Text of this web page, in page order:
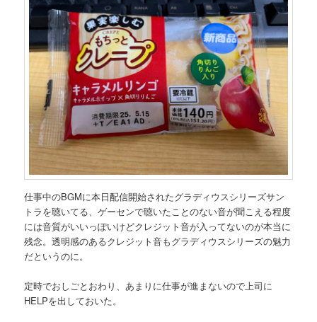
仕事中のBGMに本日配信開始されたグラディウスシリーズサン
トラを聴いてる、ゲーセンで聴いたことのない音が聞こえる程度
には音質がいいっぽいけどクレジット音が入ってないのが本当に
残念。透明感のあるクレジット音もグラディウスシリーズの魅力
だというのに。
定時でおしごとおわり、あまりに仕事が進まないので上司に
HELPを出しておいた。